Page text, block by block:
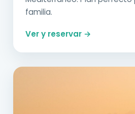
familia.
Ver y reservar →